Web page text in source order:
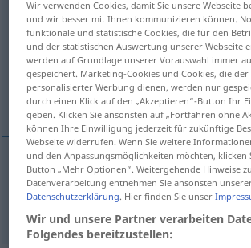
escarre [ɛskaʀ]f
Übersicht aller Übersetzungen
(Für mehr Details die Übersetzung anklicken/
wund gelegene Stelle
wundgelegeneStelle escarre
Wir verwenden Cookies, damit Sie unsere Webseite
und wir besser mit Ihnen kommunizieren können.
funktionale und statistische Cookies, die für den
und der statistischen Auswertung unserer Webseite
werden auf Grundlage unserer Vorauswahl immer
gespeichert. Marketing-Cookies und Cookies, die
personalisierter Werbung dienen, werden nur
durch einen Klick auf den „Akzeptieren“-Button Ihr
geben. Klicken Sie ansonsten auf „Fortfahren ohne
können Ihre Einwilligung jederzeit für zukünftige
Webseite widerrufen. Wenn Sie weitere
und den Anpassungsmöglichkeiten möchten, klicken
Button „Mehr Optionen“. Weitergehende Hinweise
Datenverarbeitung entnehmen Sie ansonsten
Datenschutzerklärung. Hier finden Sie unser
Wir und unsere Partner verarbeiten
Folgendes bereitzustellen: